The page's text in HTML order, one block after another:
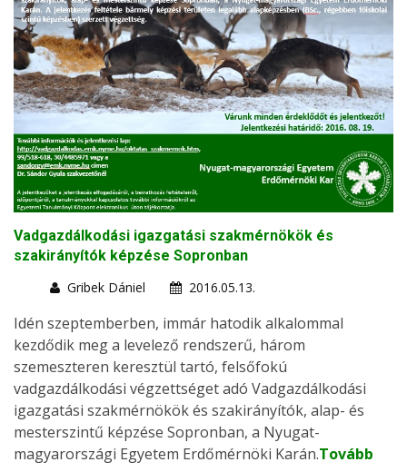
Vadgazdálkodási igazgatási szakmérnökök és
szakirányítók képzése Sopronban
Gribek Dániel
2016.05.13.
Idén szeptemberben, immár hatodik alkalommal
kezdődik meg a levelező rendszerű, három
szemeszteren keresztül tartó, felsőfokú
vadgazdálkodási végzettséget adó Vadgazdálkodási
igazgatási szakmérnökök és szakirányítók, alap- és
mesterszintű képzése Sopronban, a Nyugat-
magyarországi Egyetem Erdőmérnöki Karán.Tovább